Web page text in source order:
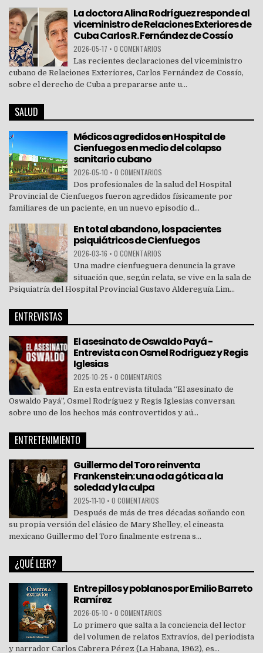
La doctora Alina Rodríguez responde al
viceministro de Relaciones Exteriores de
Cuba Carlos R. Fernández de Cossío
2026-05-17 • 0 COMENTARIOS
Las recientes declaraciones del viceministro
cubano de Relaciones Exteriores, Carlos Fernández de Cossío,
sobre el derecho de Cuba a prepararse ante u...
SALUD
Médicos agredidos en Hospital de
Cienfuegos en medio del colapso
sanitario cubano
2026-05-10 • 0 COMENTARIOS
Dos profesionales de la salud del Hospital
Provincial de Cienfuegos fueron agredidos físicamente por
familiares de un paciente, en un nuevo episodio d...
En total abandono, los pacientes
psiquiátricos de Cienfuegos
2026-03-16 • 0 COMENTARIOS
Una madre cienfueguera denuncia la grave
situación que, según relata, se vive en la sala de
Psiquiatría del Hospital Provincial Gustavo Aldereguía Lim...
ENTREVISTAS
El asesinato de Oswaldo Payá -
Entrevista con Osmel Rodriguez y Regis
Iglesias
2025-10-25 • 0 COMENTARIOS
En esta entrevista titulada “El asesinato de
Oswaldo Payá”, Osmel Rodríguez y Regis Iglesias conversan
sobre uno de los hechos más controvertidos y aú...
ENTRETENIMIENTO
Guillermo del Toro reinventa
Frankenstein: una oda gótica a la
soledad y la culpa
2025-11-10 • 0 COMENTARIOS
Después de más de tres décadas soñando con
su propia versión del clásico de Mary Shelley, el cineasta
mexicano Guillermo del Toro finalmente estrena s...
¿QUÉ LEER?
Entre pillos y poblanos por Emilio Barreto
Ramírez
2026-05-10 • 0 COMENTARIOS
Lo primero que salta a la conciencia del lector
del volumen de relatos Extravíos, del periodista
y narrador Carlos Cabrera Pérez (La Habana, 1962), es...